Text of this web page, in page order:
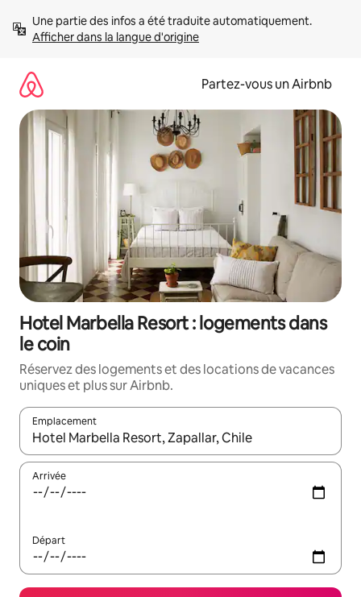
directement
Afficher dans la langue d'origine
Partez-vous un Airbnb
Hotel Marbella Resort : logements dans
le coin
Réservez des logements et des locations de vacances
uniques et plus sur Airbnb.
Emplacement
Quand les résultats sont affichés, parcourez-les en utilisant
Arrivée
Départ